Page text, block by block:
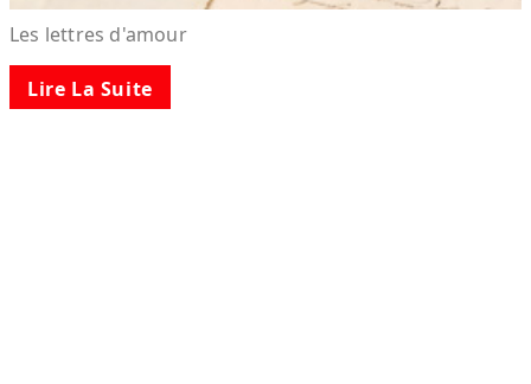
Les lettres d'amour
Lire La Suite